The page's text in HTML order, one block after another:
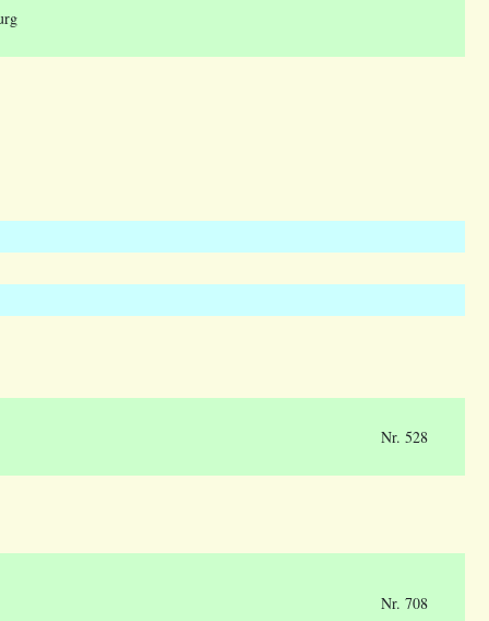
Nr. 528
Nr. 708